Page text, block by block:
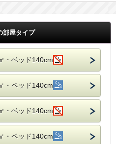
部屋タイプ
ベッド140cm
ベッド140cm
ベッド140cm
ベッド140cm